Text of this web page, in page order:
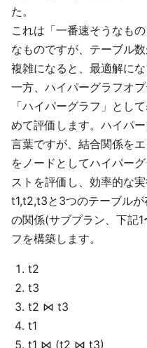
た。
これは「一番速そうなも
なものですが、テーブル
複雑になると、最適解に
一方、ハイパーグラフオ
「ハイパーグラフ」とし
めて評価します。ハイパ
言葉ですが、結合関係を
をノードとしてハイパー
ストを評価し、効率的な実
t1,t2,t3と3つのテーブル
の関係(サブプラン、下記
フを構築します。
t2
t3
t2 ⋈ t3
t1
t1 ⋈ (t2 ⋈ t3)